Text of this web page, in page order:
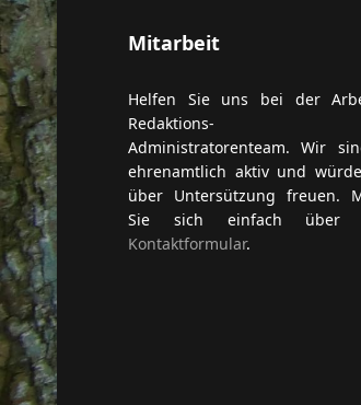
Mitarbeit
Helfen Sie uns bei der
Redaktions-
Administratorenteam. Wir
ehrenamtlich aktiv und
über Untersützung freuen.
Sie sich einfach über
Kontaktformular.
anzeigen